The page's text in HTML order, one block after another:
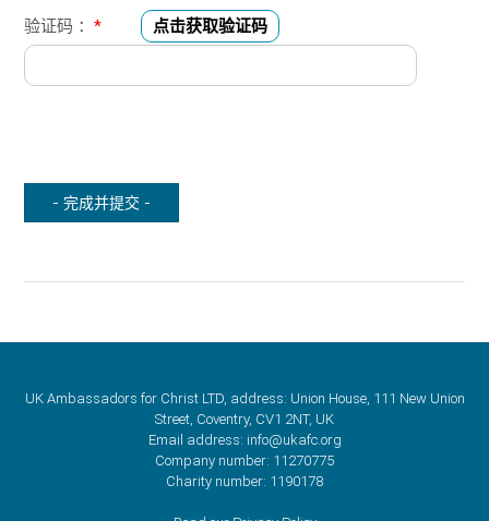
验证码 ： * 点击获取验证码
- 完成并提交 -
UK Ambassadors for Christ LTD, address: Union House, 111 New Union
Street, Coventry, CV1 2NT, UK
Email address: info@ukafc.org
Company number: 11270775
Charity number: 1190178